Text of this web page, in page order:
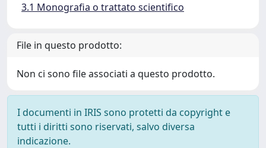
3.1 Monografia o trattato scientifico
File in questo prodotto:
Non ci sono file associati a questo prodotto.
I documenti in IRIS sono protetti da copyright e
tutti i diritti sono riservati, salvo diversa
indicazione.